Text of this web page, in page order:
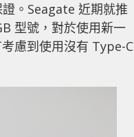
。Seagate 近期就推
型號，對於使用新一
慮到使用沒有 Type-C